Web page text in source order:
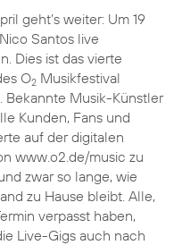
geht’s weiter: Um 19
Santos live
Dies ist das vierte
O2Musikfestival
Bekannte Musik-Künstler
Kunden, Fans und
auf der digitalen
www.o2.de/music zu
zwar so lange, wie
zu Hause bleibt. Alle,
verpasst haben,
Live-Gigs auch nach